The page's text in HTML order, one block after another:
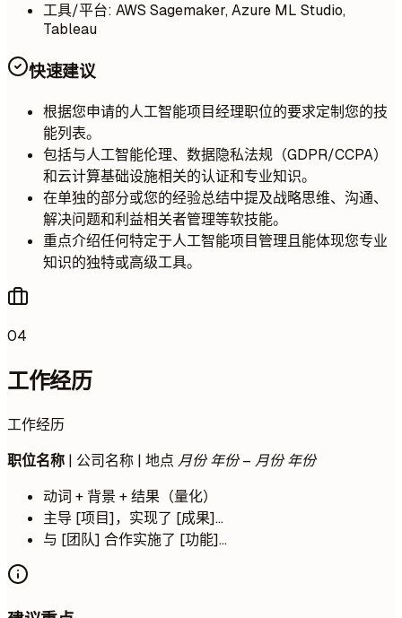
工具/平台: AWS Sagemaker, Azure ML Studio,
Tableau
快速建议
根据您申请的人工智能项目经理职位的要求定制您的技
能列表。
包括与人工智能伦理、数据隐私法规（GDPR/CCPA）
和云计算基础设施相关的认证和专业知识。
在单独的部分或您的经验总结中提及战略思维、沟通、
解决问题和利益相关者管理等软技能。
重点介绍任何特定于人工智能项目管理且能体现您专业
知识的独特或高级工具。
04
工作经历
工作经历
职位名称 | 公司名称 | 地点 月份 年份 – 月份 年份
动词 + 背景 + 结果（量化）
主导 [项目]，实现了 [成果]...
与 [团队] 合作实施了 [功能]...